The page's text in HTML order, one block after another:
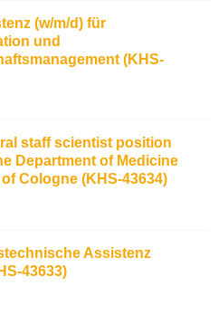
(w/m/d) für
und
(KHS-
staff scientist position
Department of Medicine
Cologne (KHS-43634)
Assistenz
43633)